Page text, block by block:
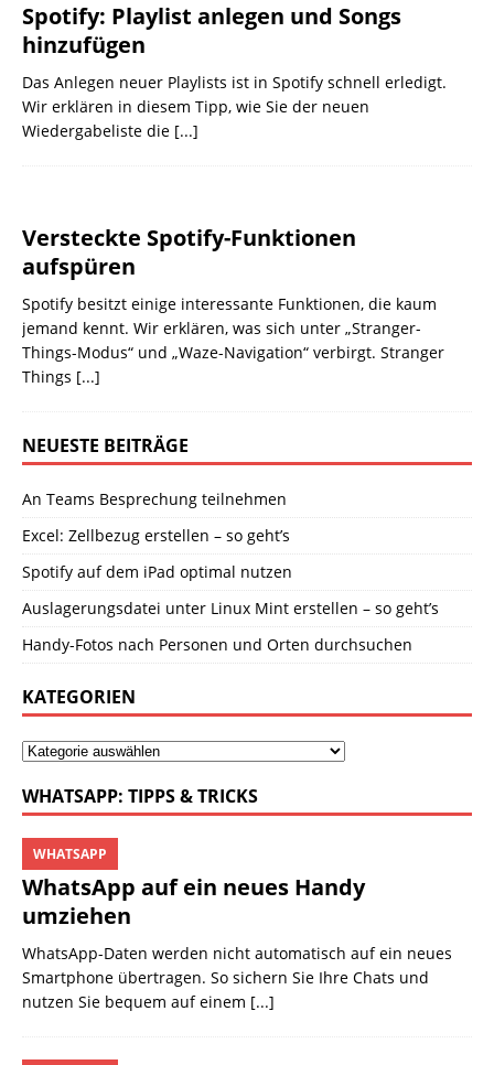
Spotify: Playlist anlegen und Songs
hinzufügen
Das Anlegen neuer Playlists ist in Spotify schnell erledigt.
Wir erklären in diesem Tipp, wie Sie der neuen
Wiedergabeliste die [...]
Versteckte Spotify-Funktionen
aufspüren
Spotify besitzt einige interessante Funktionen, die kaum
jemand kennt. Wir erklären, was sich unter „Stranger-
Things-Modus“ und „Waze-Navigation“ verbirgt. Stranger
Things [...]
NEUESTE BEITRÄGE
An Teams Besprechung teilnehmen
Excel: Zellbezug erstellen – so geht’s
Spotify auf dem iPad optimal nutzen
Auslagerungsdatei unter Linux Mint erstellen – so geht’s
Handy-Fotos nach Personen und Orten durchsuchen
KATEGORIEN
WHATSAPP: TIPPS & TRICKS
WhatsApp auf ein neues Handy
umziehen
WHATSAPP
WhatsApp-Daten werden nicht automatisch auf ein neues
Smartphone übertragen. So sichern Sie Ihre Chats und
nutzen Sie bequem auf einem [...]